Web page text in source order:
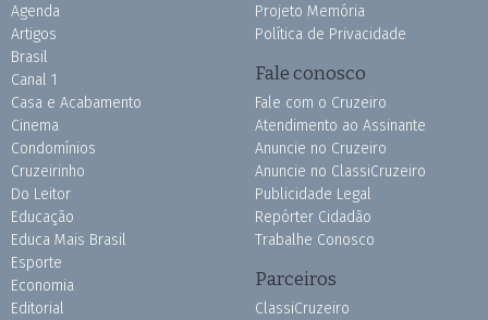
Agenda
Artigos
Brasil
Canal 1
Casa e Acabamento
Cinema
Condomínios
Cruzeirinho
Do Leitor
Educação
Educa Mais Brasil
Esporte
Economia
Editorial
Projeto Memória
Política de Privacidade
Fale conosco
Fale com o Cruzeiro
Atendimento ao Assinante
Anuncie no Cruzeiro
Anuncie no ClassiCruzeiro
Publicidade Legal
Repórter Cidadão
Trabalhe Conosco
Parceiros
ClassiCruzeiro